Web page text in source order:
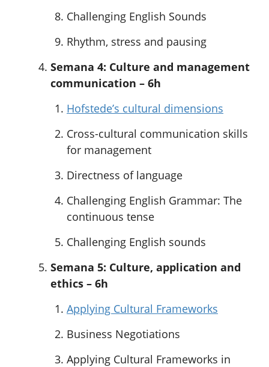
Challenging English Sounds
Rhythm, stress and pausing
Semana 4: Culture and management
communication – 6h
Hofstede’s cultural dimensions
Cross-cultural communication skills
for management
Directness of language
Challenging English Grammar: The
continuous tense
Challenging English sounds
Semana 5: Culture, application and
ethics – 6h
Applying Cultural Frameworks
Business Negotiations
Applying Cultural Frameworks in